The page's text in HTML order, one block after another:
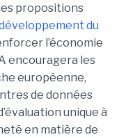
propositions
du
l’économie
encouragera les
européenne,
de données
unique à
en matière de